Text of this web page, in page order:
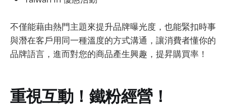
不僅能藉由熱門主題來提升品牌曝光度，也能緊扣時事
與潛在客戶用同一種溫度的方式溝通，讓消費者懂你的
品牌語言，進而對您的商品產生興趣，提昇購買率！
重視互動！鐵粉經營！